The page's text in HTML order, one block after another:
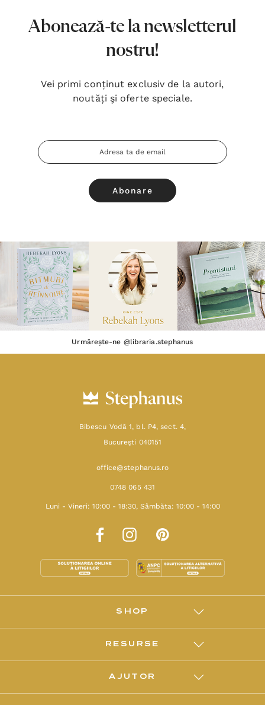
Abonează-te la newsletterul
nostru!
Vei primi conținut exclusiv de la autori,
noutăți şi oferte speciale.
Adresa
Email
Urmărește-ne @libraria.stephanus
Bibescu Vodă 1, bl. P4, sect. 4,
Bucureşti 040151
office@stephanus.ro
0748 065 431
Luni - Vineri: 10:00 - 18:30, Sâmbăta: 10:00 - 14:00
SHOP
RESURSE
AJUTOR